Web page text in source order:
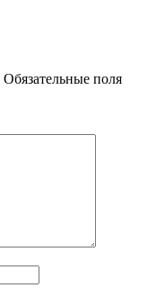
Обязательные поля